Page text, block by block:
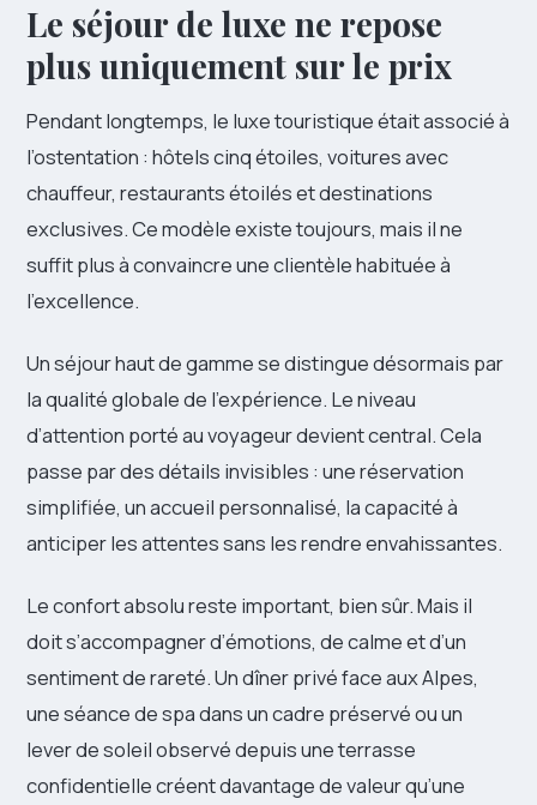
Le séjour de luxe ne repose
plus uniquement sur le prix
Pendant longtemps, le luxe touristique était associé à
l’ostentation : hôtels cinq étoiles, voitures avec
chauffeur, restaurants étoilés et destinations
exclusives. Ce modèle existe toujours, mais il ne
suffit plus à convaincre une clientèle habituée à
l’excellence.
Un séjour haut de gamme se distingue désormais par
la qualité globale de l’expérience. Le niveau
d’attention porté au voyageur devient central. Cela
passe par des détails invisibles : une réservation
simplifiée, un accueil personnalisé, la capacité à
anticiper les attentes sans les rendre envahissantes.
Le confort absolu reste important, bien sûr. Mais il
doit s’accompagner d’émotions, de calme et d’un
sentiment de rareté. Un dîner privé face aux Alpes,
une séance de spa dans un cadre préservé ou un
lever de soleil observé depuis une terrasse
confidentielle créent davantage de valeur qu’une